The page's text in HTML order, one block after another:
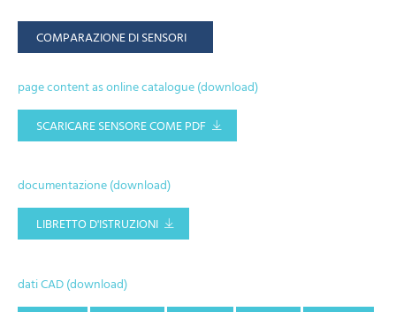
COMPARAZIONE DI SENSORI
page content as online catalogue (download)
SCARICARE SENSORE COME PDF
documentazione (download)
LIBRETTO D'ISTRUZIONI
dati CAD (download)